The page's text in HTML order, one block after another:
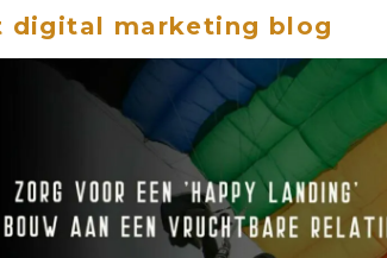
digital marketing blog